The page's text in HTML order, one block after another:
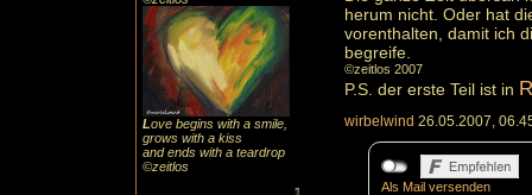
Love begins with a smile,
grows with a kiss
and ends with a teardrop
©zeitlos
herum nicht. Oder hat
vorenthalten, damit ich
begreife.
©zeitlos 2007
P.S. der erste Teil ist in
wirbelwind 26.05.2007,
Als Mail versenden